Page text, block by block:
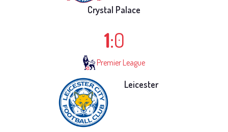
Crystal Palace
1:0
Premier League
Leicester